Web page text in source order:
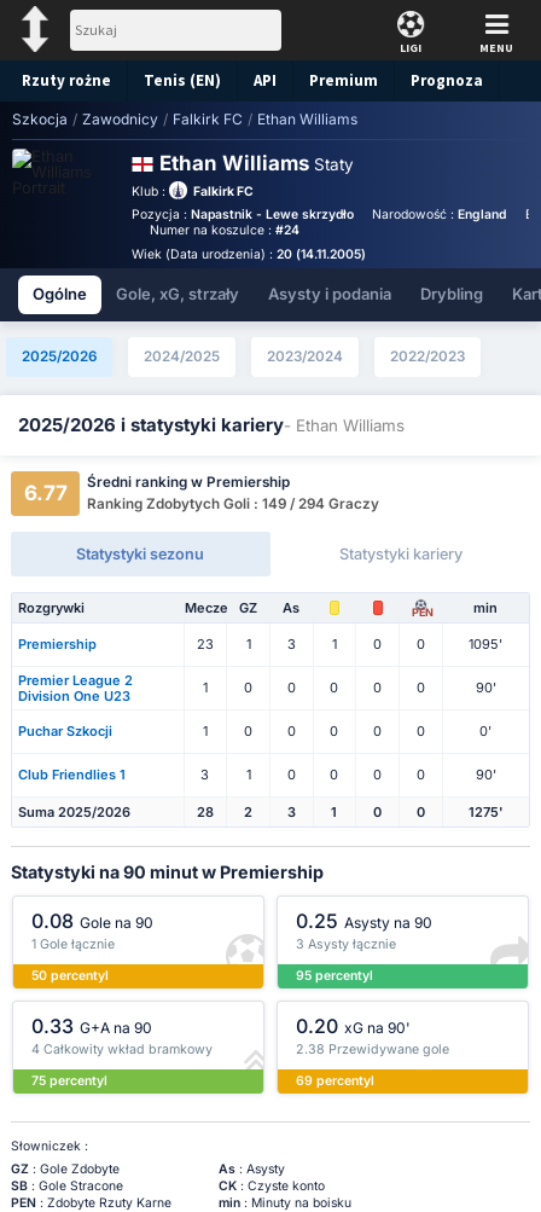
LIGI MENU
Rzuty rożne Tenis (EN) API Premium Prognoza
Szkocja / Zawodnicy / Falkirk FC / Ethan Williams
Ethan Williams Staty
Klub :
Falkirk FC
Pozycja : Napastnik - Lewe skrzydło Narodowość :England
Numer na koszulce :#24
Wiek (Data urodzenia) : 20 (14.11.2005)
Ogólne Gole, xG, strzały Asysty i podania Drybling
2025/2026 2024/2025 2023/2024 2022/2023
2025/2026 i statystyki kariery- Ethan Williams
6.77
Średni ranking w Premiership
Ranking Zdobytych Goli : 149 / 294 Graczy
Statystyki sezonu Statystyki kariery
Rozgrywki Mecze GZ As PEN min
Premiership 23 1 3 1 0 0 1095'
Premier League 2
Division One U23
1 0 0 0 0 0 90'
Puchar Szkocji 1 0 0 0 0 0 0'
Club Friendlies 1 3 1 0 0 0 0 90'
Suma 2025/2026 28 2 3 1 0 0 1275'
Statystyki na 90 minut w Premiership
0.08 Gole na 90
1 Gole łącznie
50 percentyl
0.25 Asysty na 90
3 Asysty łącznie
95 percentyl
0.33 G+A na 90
4 Całkowity wkład bramkowy
75 percentyl
0.20 xG na 90'
2.38 Przewidywane gole
69 percentyl
Słowniczek :
GZ: Gole Zdobyte As: Asysty
SB: Gole Stracone CK: Czyste konto
PEN: Zdobyte Rzuty Karne min: Minuty na boisku